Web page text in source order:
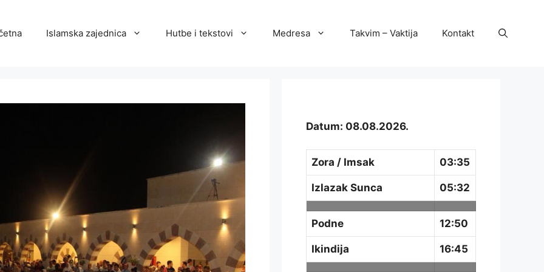
Islamska zajednica Hutbe i tekstovi Medresa Takvim – Vaktija Kontakt
Datum: 08.08.2026.
Zora / Imsak 03:35
Izlazak Sunca 05:32
Podne 12:50
Ikindija 16:45